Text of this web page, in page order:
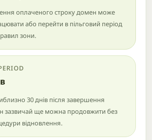
оплаченого строку домен може
або перейти в пільговий період
зони.
30 днів після завершення
зазвичай ще можна продовжити без
відновлення.